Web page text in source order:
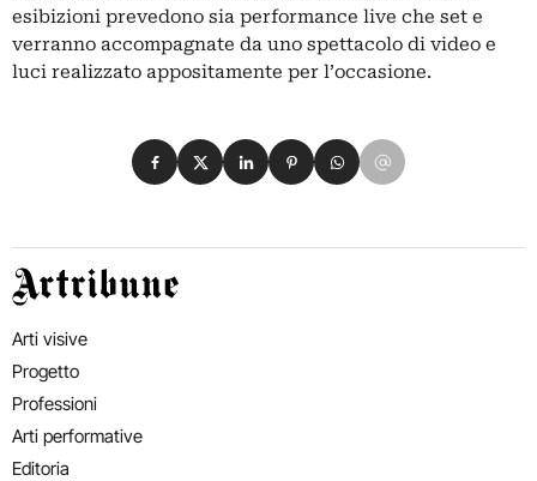
esibizioni prevedono sia performance live che set e
verranno accompagnate da uno spettacolo di video e
luci realizzato appositamente per l’occasione.
Condividi su Facebook
Condividi su X
Condividi su LinkedIn
Condividi su Pinterest
Condividi su WhatsApp
Condividi su Email
Artribune
Arti visive
Progetto
Professioni
Arti performative
Editoria